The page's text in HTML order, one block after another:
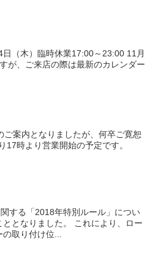
（木）臨時休業17:00～23:00 11月
が、ご来店の際は最新のカレンダー
案内となりましたが、何卒ご寛恕
時より営業開始の予定です。
する「2018年特別ルール」につい
となりました。 これにより、ロー
の取り付け位...